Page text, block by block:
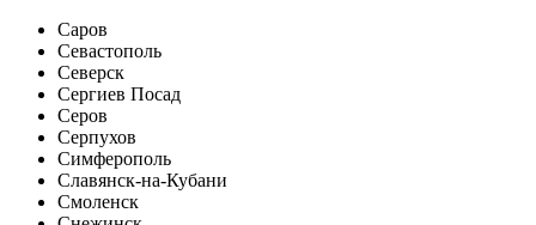
Саров
Севастополь
Северск
Сергиев Посад
Серов
Серпухов
Симферополь
Славянск-на-Кубани
Смоленск